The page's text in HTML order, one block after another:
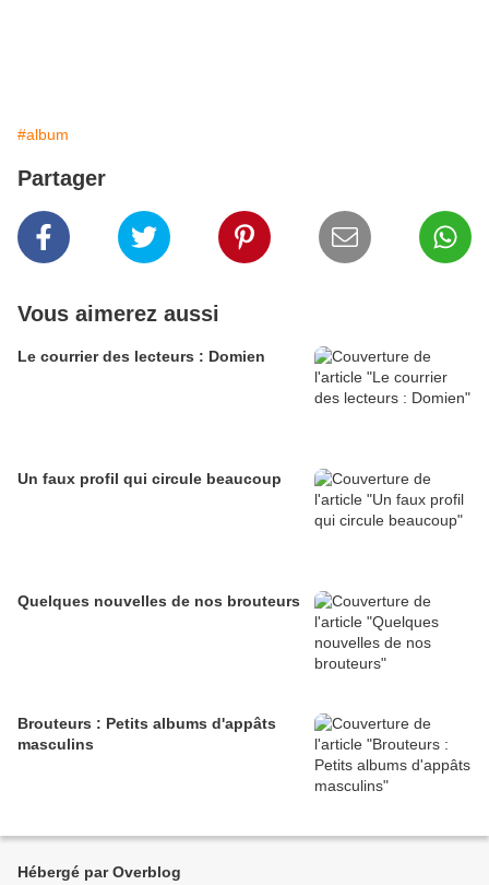
#album
Partager
Vous aimerez aussi
Le courrier des lecteurs : Domien
Un faux profil qui circule beaucoup
Quelques nouvelles de nos brouteurs
Brouteurs : Petits albums d'appâts
masculins
Hébergé par Overblog